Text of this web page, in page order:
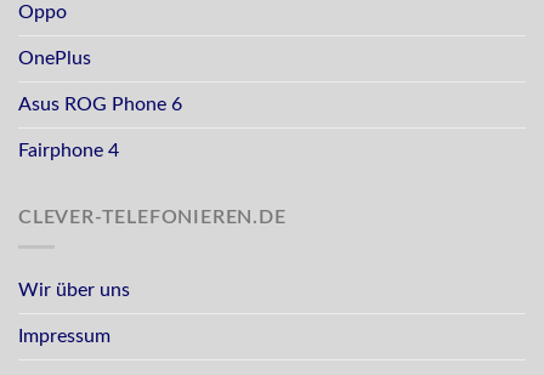
Oppo
OnePlus
Asus ROG Phone 6
Fairphone 4
CLEVER-TELEFONIEREN.DE
Wir über uns
Impressum